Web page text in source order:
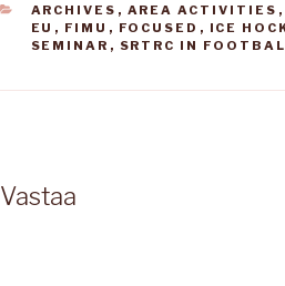
KATEGORIAT
ARCHIVES , AREA ACTIVITIES ,
EU , FIMU , FOCUSED , ICE
SEMINAR , SRTRC IN
Vastaa